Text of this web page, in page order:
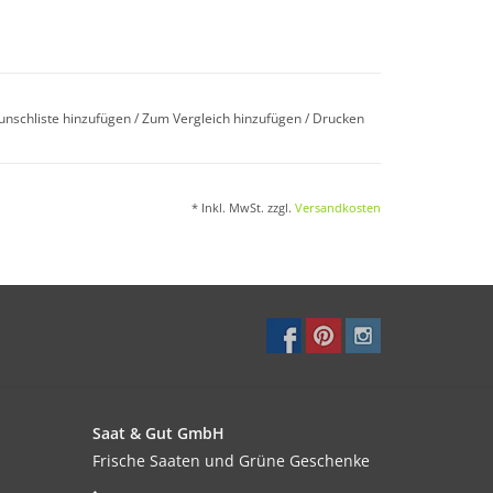
Standort bevorzugt.
hinzufügen/Zum Vergleich hinzufügen/ Drucken
* Inkl. MwSt. zzgl. Versandkosten
Saat & Gut GmbH
Frische Saaten und Grüne Geschenke